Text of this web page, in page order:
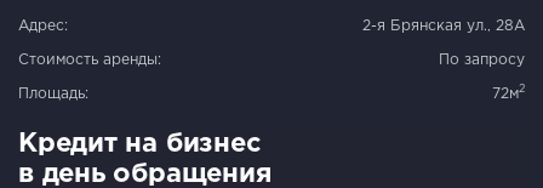
Адрес: 2-я Брянская ул., 28А
Стоимость аренды: По запросу
Площадь: 72м2
Кредит на бизнес
в день обращения